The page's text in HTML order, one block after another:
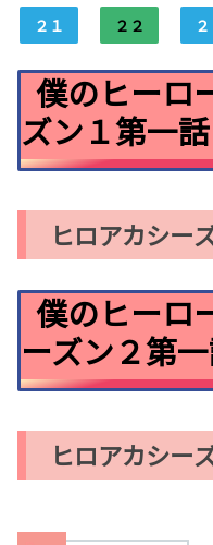
２１ ２２
僕のヒーロ
ズン１第一話
ヒロアカシー
僕のヒー
ーズン２第
ヒロアカシー